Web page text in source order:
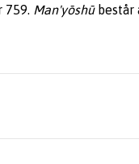
759. Man'yōshū